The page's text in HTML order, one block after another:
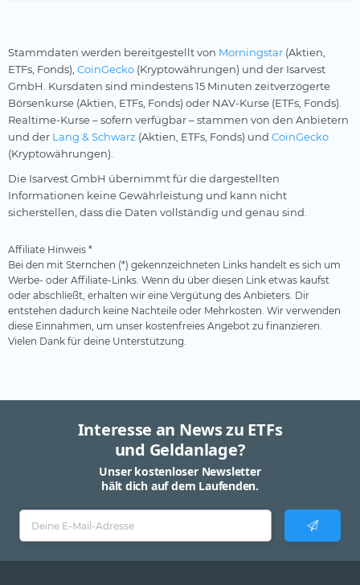
Stammdaten werden bereitgestellt von Morningstar (Aktien,
ETFs, Fonds), CoinGecko (Kryptowährungen) und der Isarvest
GmbH. Kursdaten sind mindestens 15 Minuten zeitverzögerte
Börsenkurse (Aktien, ETFs, Fonds) oder NAV-Kurse (ETFs, Fonds).
Realtime-Kurse – sofern verfügbar – stammen von den Anbietern
und der Lang & Schwarz (Aktien, ETFs, Fonds) und CoinGecko
(Kryptowährungen).
Die Isarvest GmbH übernimmt für die dargestellten
Informationen keine Gewährleistung und kann nicht
sicherstellen, dass die Daten vollständig und genau sind.
Affiliate Hinweis *
Bei den mit Sternchen (*) gekennzeichneten Links handelt es sich um
Werbe- oder Affiliate-Links. Wenn du über diesen Link etwas kaufst
oder abschließt, erhalten wir eine Vergütung des Anbieters. Dir
entstehen dadurch keine Nachteile oder Mehrkosten. Wir verwenden
diese Einnahmen, um unser kostenfreies Angebot zu finanzieren.
Vielen Dank für deine Unterstützung.
Interesse an News zu ETFs
und Geldanlage?
Unser kostenloser Newsletter
hält dich auf dem Laufenden.